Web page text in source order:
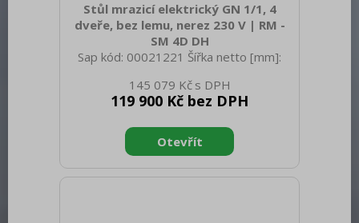
Stůl mrazicí elektrický GN 1/1, 4
dveře, bez lemu, nerez 230 V | RM -
SM 4D DH
Sap kód: 00021221 Šířka netto [mm]:
netto [mm]: 900 Hmotnost netto [kg]:
160.00 Šířka brutto [mm]: 2450 Hloubka
950 Hmotnost brutto [kg]: 180.00 Typ
spotřebiče: Elektrické zařízení Příkon
elektrický [kW]: 0.720 Napájení: 230 V /
145 079 Kč
119 900 Kč bez DPH